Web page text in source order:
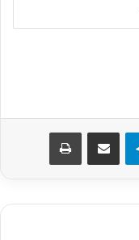
تلگرام اشتراک گذاری از طریق ایمیل چاپ